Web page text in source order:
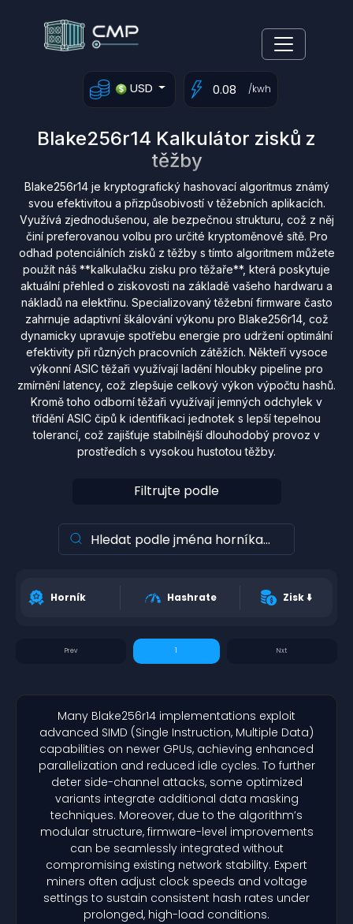
USD /kwh
Blake256r14 Kalkulátor zisků z
těžby
Blake256r14 je kryptografický hashovací algoritmus známý
svou efektivitou a přizpůsobivostí v těžebních aplikacích.
Využívá zjednodušenou, ale bezpečnou strukturu, což z něj
činí preferovanou volbu pro určité kryptoměnové sítě. Pro
odhad potenciálních zisků z těžby s tímto algoritmem můžete
použít náš **kalkulačku zisku pro těžaře**, která poskytuje
aktuální přehled o ziskovosti na základě vašeho hardwaru a
nákladů na elektřinu. Specializovaný těžební firmware často
zahrnuje adaptivní škálování výkonu pro Blake256r14, což
dynamicky upravuje spotřebu energie pro udržení optimální
efektivity při různých pracovních zátěžích. Někteří vysoce
výkonní ASIC těžaři využívají ladění hloubky pipeline pro
zmírnění latency, což zlepšuje celkový výkon výpočtu hashů.
Kromě toho odborní těžaři využívají jemných odchylek v
třídění ASIC čipů k identifikaci jednotek s lepší tepelnou
tolerancí, což zajišťuje stabilnější dlouhodobý provoz v
prostředích s vysokou hustotou těžby.
Filtrujte podle
Horník Hashrate Zisk⬇️
1
Many Blake256r14 implementations exploit
advanced SIMD (Single Instruction, Multiple Data)
capabilities on newer GPUs, achieving enhanced
parallelization and reduced idle cycles. To further
deter side-channel attacks, some optimized
variants integrate additional data masking
techniques. Moreover, due to the algorithm’s
modular structure, firmware-level improvements
can be seamlessly integrated without
compromising existing network stability. Expert
miners often adjust clock speeds and voltage
settings to sustain consistent hash rates under
prolonged, high-load conditions.